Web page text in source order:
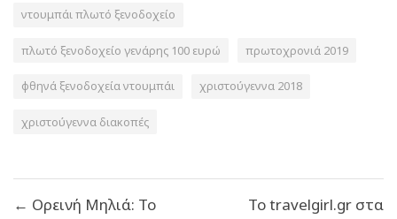
ντουμπάι πλωτό ξενοδοχείο
πλωτό ξενοδοχείο γενάρης 100 ευρώ πρωτοχρονιά 2019
φθηνά ξενοδοχεία ντουμπάι χριστούγεννα 2018
χριστούγεννα διακοπές
άρθρων
← Ορεινή Μηλιά: Το
To travelgirl.gr στα